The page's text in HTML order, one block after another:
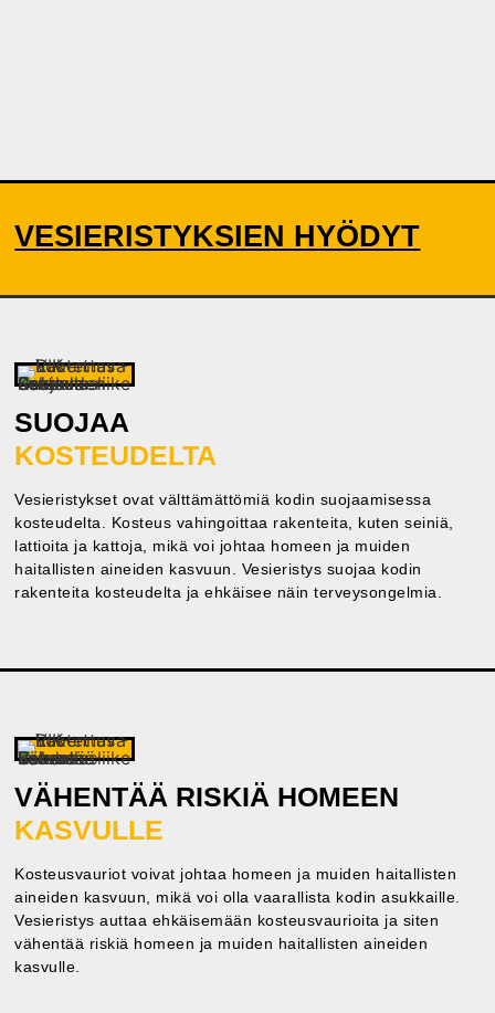
VESIERISTYKSIEN HYÖDYT
SUOJAA
KOSTEUDELTA
Vesieristykset ovat välttämättömiä kodin suojaamisessa
kosteudelta. Kosteus vahingoittaa rakenteita, kuten seiniä,
lattioita ja kattoja, mikä voi johtaa homeen ja muiden
haitallisten aineiden kasvuun. Vesieristys suojaa kodin
rakenteita kosteudelta ja ehkäisee näin terveysongelmia.
VÄHENTÄÄ RISKIÄ HOMEEN
KASVULLE
Kosteusvauriot voivat johtaa homeen ja muiden haitallisten
aineiden kasvuun, mikä voi olla vaarallista kodin asukkaille.
Vesieristys auttaa ehkäisemään kosteusvaurioita ja siten
vähentää riskiä homeen ja muiden haitallisten aineiden
kasvulle.